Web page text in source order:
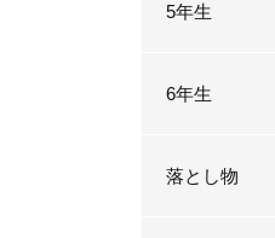
5年生
6年生
落とし物